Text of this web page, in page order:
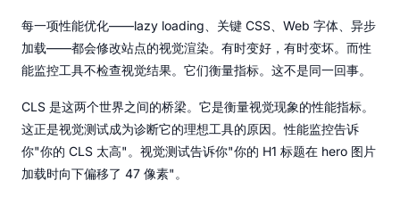
每一项性能优化——lazy loading、关键 CSS、Web 字体、异步
加载——都会修改站点的视觉渲染。有时变好，有时变坏。而性
能监控工具不检查视觉结果。它们衡量指标。这不是同一回事。
CLS 是这两个世界之间的桥梁。它是衡量视觉现象的性能指标。
这正是视觉测试成为诊断它的理想工具的原因。性能监控告诉
你"你的 CLS 太高"。视觉测试告诉你"你的 H1 标题在 hero 图片
加载时向下偏移了 47 像素"。